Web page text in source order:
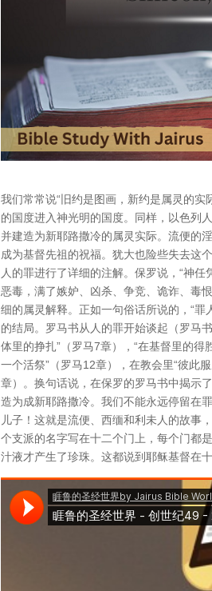
我们常常说“旧约是图画，新约是属灵的
的国度进入神光明的国度。同样，以色列
并建造为新耶路撒冷的属灵实际。流便的
成为基督先祖的祝福。犹大也险些失去这
人的罪进行了详细的注解。保罗说，“神
恶毒，满了嫉妒、凶杀、争竞、诡诈、毒
细的属灵解释。正如一句俗话所说的，“
的结局。罗马书从人的罪开始谈起（罗马
体里的挣扎”（罗马7章），“在基督里的
一个活祭”（罗马12章），在教会里“彼此
章）。换句话说，在保罗的罗马书中揭示
造为成新耶路撒冷。我们不能永远停留在
儿子！这就是流便、西缅和利未人的故事
个支派的名字写在十二个门上，每个门都
汁液才产生了珍珠。这都说到耶稣基督在